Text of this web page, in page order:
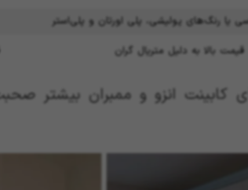
رنگ‌های پولیشی، پلی اورتان و پلی‌استر
قیمت بالا به دلیل متریال گران
کابینت انزو و ممبران بیشتر